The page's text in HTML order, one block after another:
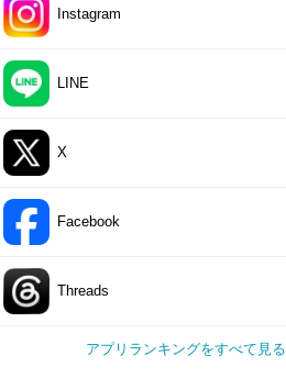
Instagram
LINE
X
Facebook
Threads
アプリランキングをすべて見る